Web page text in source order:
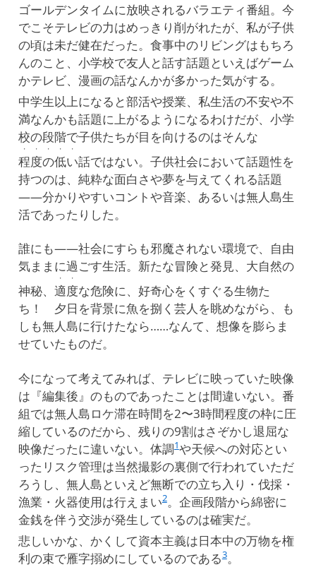
ゴールデンタイムに放映されるバラエティ番組。今
でこそテレビの力はめっきり削がれたが、私が子供
の頃は未だ健在だった。食事中のリビングはもちろ
んのこと、小学校で友人と話す話題といえばゲーム
かテレビ、漫画の話なんかが多かった気がする。
中学生以上になると部活や授業、私生活の不安や不
満なんかも話題に上がるようになるわけだが、小学
校の段階で子供たちが目を向けるのはそんな
程度の低い
・・・・・
話ではない。子供社会において話題性を
持つのは、純粋な面白さや夢を与えてくれる話題
——分かりやすいコントや音楽、あるいは無人島生
活であったりした。
誰にも——社会にすらも邪魔されない環境で、自由
気ままに過ごす生活。新たな冒険と発見、大自然の
神秘、 適度
・・
な危険に、好奇心をくすぐる生物た
ち！ 夕日を背景に魚を捌く芸人を眺めながら、も
しも無人島に行けたなら……なんて、想像を膨らま
せていたものだ。
今になって考えてみれば、テレビに映っていた映像
は『編集後』のものであったことは間違いない。番
組では無人島ロケ滞在時間を2〜3時間程度の枠に圧
縮しているのだから、残りの9割はさぞかし退屈な
映像だったに違いない。体調1や天候への対応とい
ったリスク管理は当然撮影の裏側で行われていただ
ろうし、無人島といえど無断での立ち入り・伐採・
漁業・火器使用は行えまい2。企画段階から綿密に
金銭を伴う交渉が発生しているのは確実だ。
悲しいかな、かくして資本主義は日本中の万物を権
利の束で雁字搦めにしているのである3。